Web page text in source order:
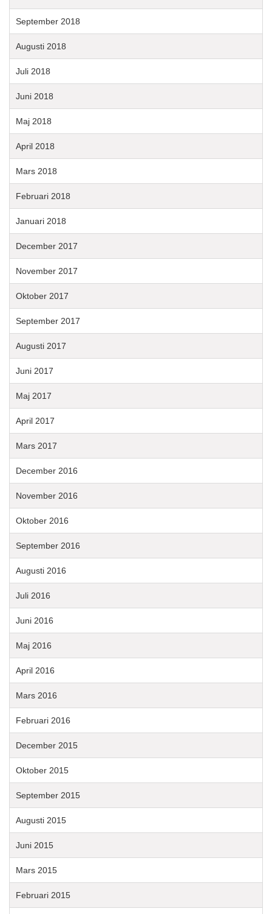
September 2018
Augusti 2018
Juli 2018
Juni 2018
Maj 2018
April 2018
Mars 2018
Februari 2018
Januari 2018
December 2017
November 2017
Oktober 2017
September 2017
Augusti 2017
Juni 2017
Maj 2017
April 2017
Mars 2017
December 2016
November 2016
Oktober 2016
September 2016
Augusti 2016
Juli 2016
Juni 2016
Maj 2016
April 2016
Mars 2016
Februari 2016
December 2015
Oktober 2015
September 2015
Augusti 2015
Juni 2015
Mars 2015
Februari 2015